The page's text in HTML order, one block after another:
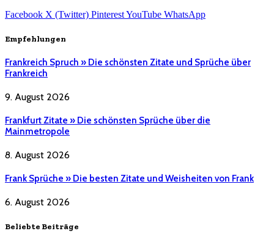
Facebook X (Twitter) PinterestYouTube WhatsApp
Empfehlungen
Frankreich Spruch » Die schönsten Zitate und Sprüche über
Frankreich
9. August 2026
Frankfurt Zitate » Die schönsten Sprüche über die
Mainmetropole
8. August 2026
Frank Sprüche » Die besten Zitate und Weisheiten von Frank
6. August 2026
Beliebte Beiträge